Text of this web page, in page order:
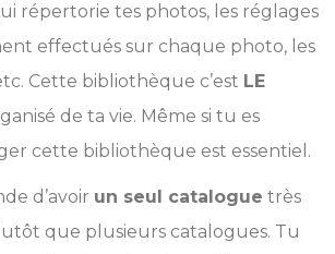
répertorie tes photos, les réglages
effectués sur chaque photo, les
Cette bibliothèque c’est LE
de ta vie. Même si tu es
cette bibliothèque est essentiel.
d’avoir un seul catalogue très
que plusieurs catalogues. Tu